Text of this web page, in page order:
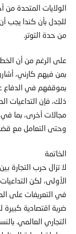
الولايات المتحدة من
من حدة التوتر.
على الرغم من أن
بمن فيهم كارني،
بموقفهم في الدفاع
ذلك، فإن التداعيات
مجالات أخرى، بما في
وحتى التعامل مع
الخاتمة
لا تزال حرب التجارة
الأولى، لكن
في التعريفات على
ضربة اقتصادية كبيرة
التجاري العالمي.